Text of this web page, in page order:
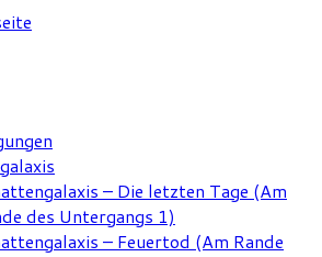
– Die letzten Tage (Am
des Untergangs 1)
– Feuertod (Am Rande